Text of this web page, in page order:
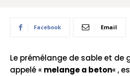
Facebook Email
Le prémélange de sable et de
appelé « melange a beton« ,